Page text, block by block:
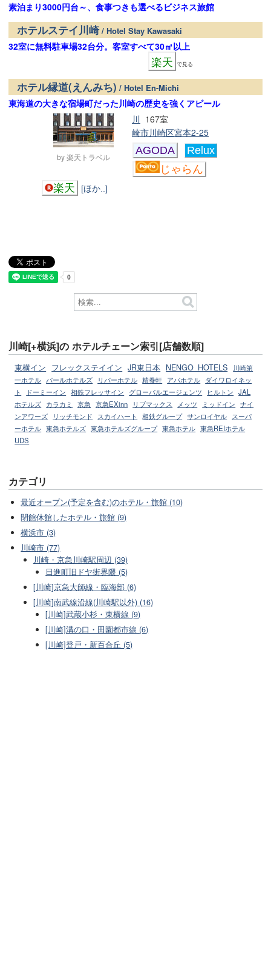
素泊まり3000円台～、食事つきも選べるビジネス旅館
ホテルステイ川崎/ Hotel Stay Kawasaki
32室に無料駐車場32台分。客室すべて30㎡以上
楽天 で見る
ホテル縁道(えんみち) / Hotel En-Michi
東海道の大きな宿場町だった川崎の歴史を強くアピール
by 楽天トラベル
167室
川
崎市川崎区宮本2-25
AGODA
Relux
じゃらん
楽天
[ほか..]
川崎[+横浜]の ホテルチェーン索引[店舗数順]
東横イン フレックステイイン JR東日本 NENGO_HOTELS
川崎第
一ホテル パールホテルズ リバーホテル 精養軒 アパホテル ダイワロイネッ
ト
ドーミーイン 相鉄フレッサイン グローバルエージェンツ ヒルトン JAL
ホテルズ カラカミ 京急 京急EXinn リブマックス メッツ ミッドイン ナイ
ンアワーズ
リッチモンド スカイハート 相鉄グループ サンロイヤル スーパ
ーホテル 東急ホテルズ 東急ホテルズグループ 東急ホテル 東急REIホテル
UDS
カテゴリ
最近オープン(予定を含む)のホテル・旅館 (10)
閉館休館したホテル・旅館 (9)
横浜市 (3)
川崎市 (77)
川崎・京急川崎駅周辺 (39)
日進町旧ドヤ街界隈 (5)
[川崎]京急大師線・臨海部 (6)
[川崎]南武線沿線(川崎駅以外) (16)
[川崎]武蔵小杉・東横線 (9)
[川崎]溝の口・田園都市線 (6)
[川崎]登戸・新百合丘 (5)